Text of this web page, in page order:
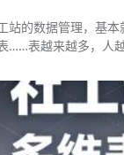
的数据管理，基
……表越来越多，人